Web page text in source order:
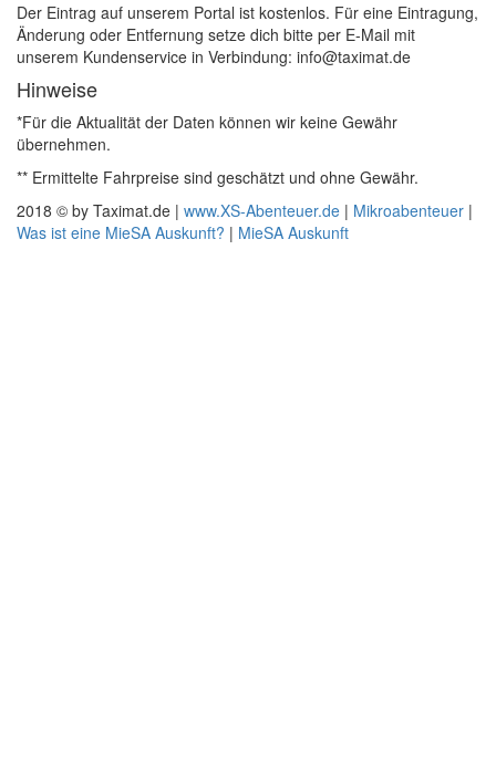
Der Eintrag auf unserem Portal ist kostenlos. Für eine Eintragung,
Änderung oder Entfernung setze dich bitte per E-Mail mit
unserem Kundenservice in Verbindung: info@taximat.de
Hinweise
*Für die Aktualität der Daten können wir keine Gewähr
übernehmen.
** Ermittelte Fahrpreise sind geschätzt und ohne Gewähr.
2018 © by Taximat.de | www.XS-Abenteuer.de | Mikroabenteuer |
Was ist eine MieSA Auskunft? | MieSA Auskunft